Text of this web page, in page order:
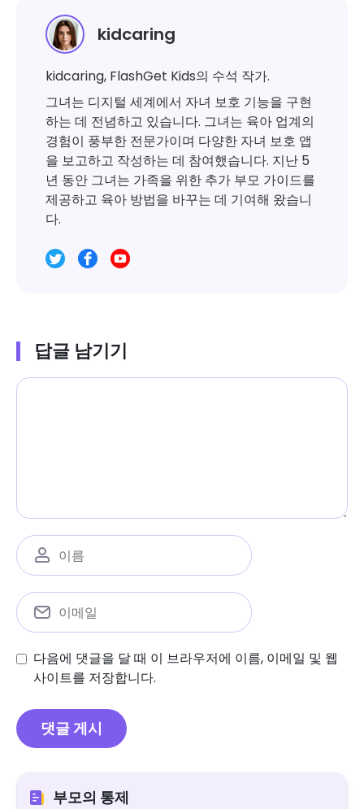
kidcaring
kidcaring, FlashGet Kids의 수석 작가.
그녀는 디지털 세계에서 자녀 보호 기능을 구현
하는 데 전념하고 있습니다. 그녀는 육아 업계의
경험이 풍부한 전문가이며 다양한 자녀 보호 앱
을 보고하고 작성하는 데 참여했습니다. 지난 5
년 동안 그녀는 가족을 위한 추가 부모 가이드를
제공하고 육아 방법을 바꾸는 데 기여해 왔습니
다.
답글 남기기
다음에 댓글을 달 때 이 브라우저에 이름, 이메일 및 웹
사이트를 저장합니다.
부모의 통제